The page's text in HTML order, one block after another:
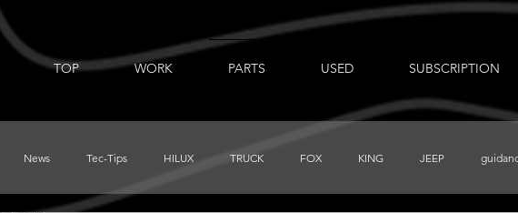
TOP WORK PARTS USED SUBSCRIPTION
News Tec-Tips HILUX TRUCK FOX KING JEEP